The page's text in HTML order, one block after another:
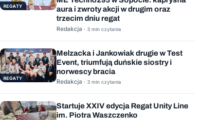
REGATY
aura i zwroty akcji w drugim oraz
trzecim dniu regat
Redakcja · 3 min czytania
REGATY
Melzacka i Jankowiak drugie w Test
Event, triumfują duńskie siostry i
norwescy bracia
Redakcja · 3 min czytania
Startuje XXIV edycja Regat Unity Line
im. Piotra Waszczenko